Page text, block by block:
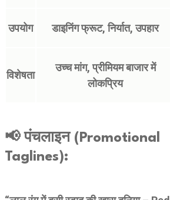
उपयोग डाइनिंग फ्रूट, निर्यात, उपहार
विशेषता
उच्च मांग, प्रीमियम बाजार में
लोकप्रिय
📢 पंचलाइन (Promotional
Taglines):